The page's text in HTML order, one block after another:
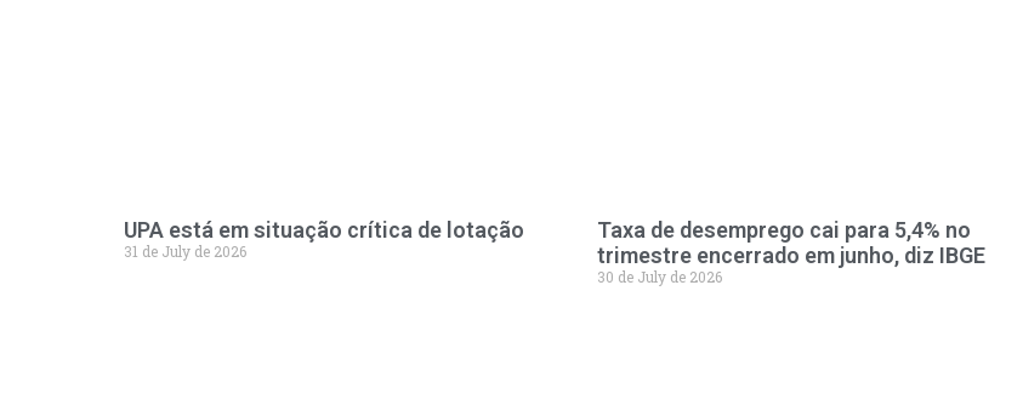
UPA está em situação crítica de lotação
31 de July de 2026
Taxa de desemprego cai para 5,4% no
trimestre encerrado em junho, diz IBGE
30 de July de 2026